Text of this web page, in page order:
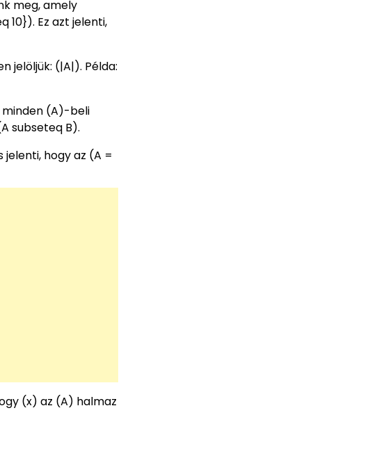
meg, amely
10}). Ez azt jelenti,
jelöljük: (|A|). Példa:
minden (A)-beli
subseteq B).
hogy az (A =
(x) az (A) halmaz